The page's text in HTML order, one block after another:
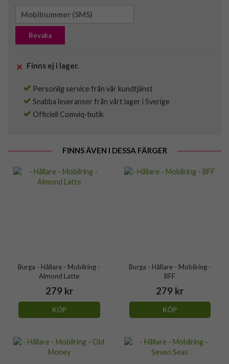
Bevaka
Finns ej i lager.
Personlig service från vår kundtjänst
Snabba leveranser från vårt lager i Sverige
Officiell Comviq-butik
FINNS ÄVEN I DESSA FÄRGER
Burga - Hållare - Mobilring -
Almond Latte
279 kr
KÖP
Burga - Hållare - Mobilring -
BFF
279 kr
KÖP